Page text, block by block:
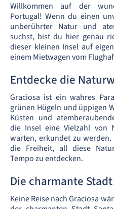
Willkommen auf der
Portugal! Wenn du einen
unberührter Natur und
suchst, bist du hier genau
dieser kleinen Insel auf
einem Mietwagen vom
Entdecke die
Graciosa ist ein wahres
grünen Hügeln und üppigen
Küsten und
die Insel eine Vielzahl von
warten, erkundet zu
die Freiheit, all diese
Tempo zu entdecken.
Die charmante
Keine Reise nach Graciosa